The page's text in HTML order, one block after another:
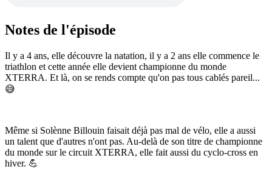
Notes de l'épisode
Il y a 4 ans, elle découvre la natation, il y a 2 ans elle commence le
triathlon et cette année elle devient championne du monde
XTERRA. Et là, on se rends compte qu'on pas tous cablés pareil...
😅
Même si Solènne Billouin faisait déjà pas mal de vélo, elle a aussi
un talent que d'autres n'ont pas. Au-delà de son titre de championne
du monde sur le circuit XTERRA, elle fait aussi du cyclo-cross en
hiver. 💪